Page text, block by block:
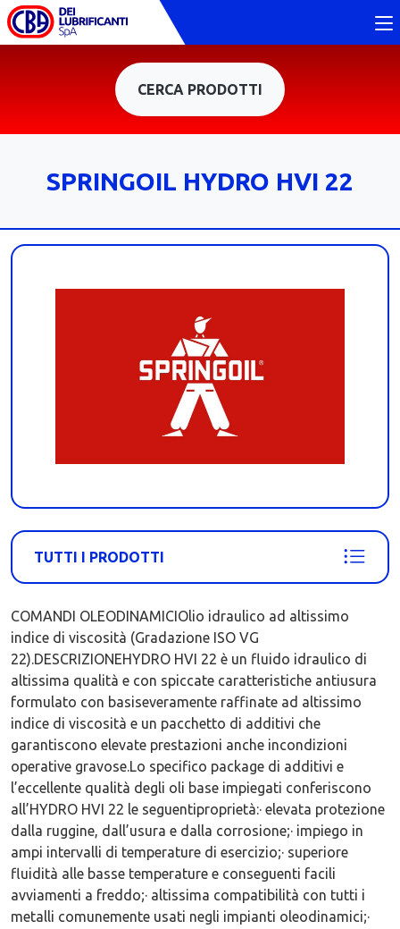
CERCA PRODOTTI
SPRINGOIL HYDRO HVI 22
TUTTI I PRODOTTI
COMANDI OLEODINAMICIOlio idraulico ad altissimo
indice di viscosità (Gradazione ISO VG
22).DESCRIZIONEHYDRO HVI 22 è un fluido idraulico di
altissima qualità e con spiccate caratteristiche antiusura
formulato con basiseveramente raffinate ad altissimo
indice di viscosità e un pacchetto di additivi che
garantiscono elevate prestazioni anche incondizioni
operative gravose.Lo specifico package di additivi e
l’eccellente qualità degli oli base impiegati conferiscono
all’HYDRO HVI 22 le seguentiproprietà:· elevata protezione
dalla ruggine, dall’usura e dalla corrosione;· impiego in
ampi intervalli di temperature di esercizio;· superiore
fluidità alle basse temperature e conseguenti facili
avviamenti a freddo;· altissima compatibilità con tutti i
metalli comunemente usati negli impianti oleodinamici;·